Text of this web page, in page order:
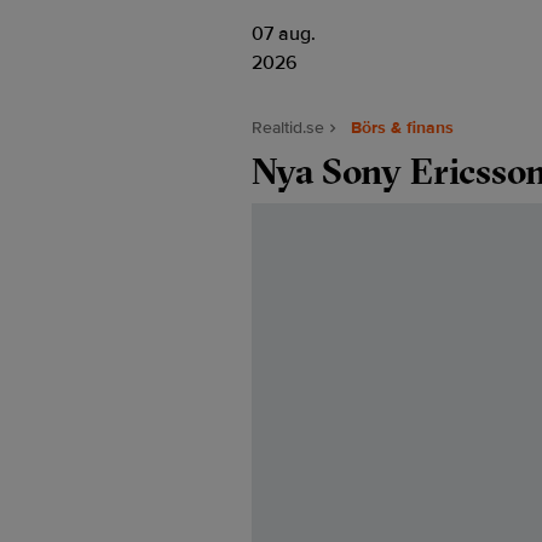
07 aug.
2026
Realtid.se Börs & finans
Nya Sony